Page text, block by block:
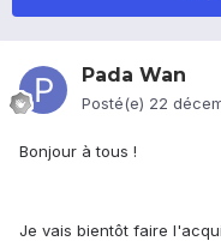
Pada Wan
Posté(e) 22
Bonjour à tous !
Je vais bientôt faire